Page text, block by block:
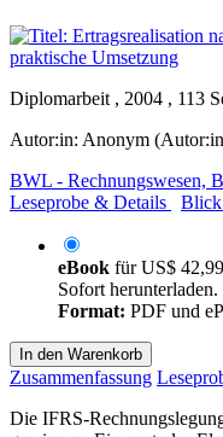
Diplomarbeit , 2004 , 113
Autor:in: Anonym
BWL - Rechnungswesen,
Leseprobe & Details
Blick
eBook fürUS$ 42,99
Sofort
Format: PDF und
In den Warenkorb
Zusammenfassung
Die IFRS-